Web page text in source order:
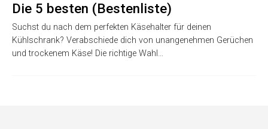
Die 5 besten (Bestenliste)
Suchst du nach dem perfekten Käsehalter für deinen
Kühlschrank? Verabschiede dich von unangenehmen Gerüchen
und trockenem Käse! Die richtige Wahl…